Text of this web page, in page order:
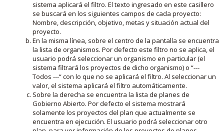
sistema aplicará el filtro. El texto ingresado en este casillero
se buscará en los siguientes campos de cada proyecto:
Nombre, descripción, objetivo, metas y situación actual del
proyecto.
En la misma línea, sobre el centro de la pantalla se encuentra
la lista de organismos. Por defecto este filtro no se aplica, el
usuario podrá seleccionar un organismo en particular (el
sistema filtrará los proyectos de dicho organismo) o “---
Todos ---“ con lo que no se aplicará el filtro. Al seleccionar un
valor, el sistema aplicará el filtro automáticamente.
Sobre la derecha se encuentra la lista de planes de
Gobierno Abierto. Por defecto el sistema mostrará
solamente los proyectos del plan que actualmente se
encuentra en ejecución. El usuario podrá seleccionar otro